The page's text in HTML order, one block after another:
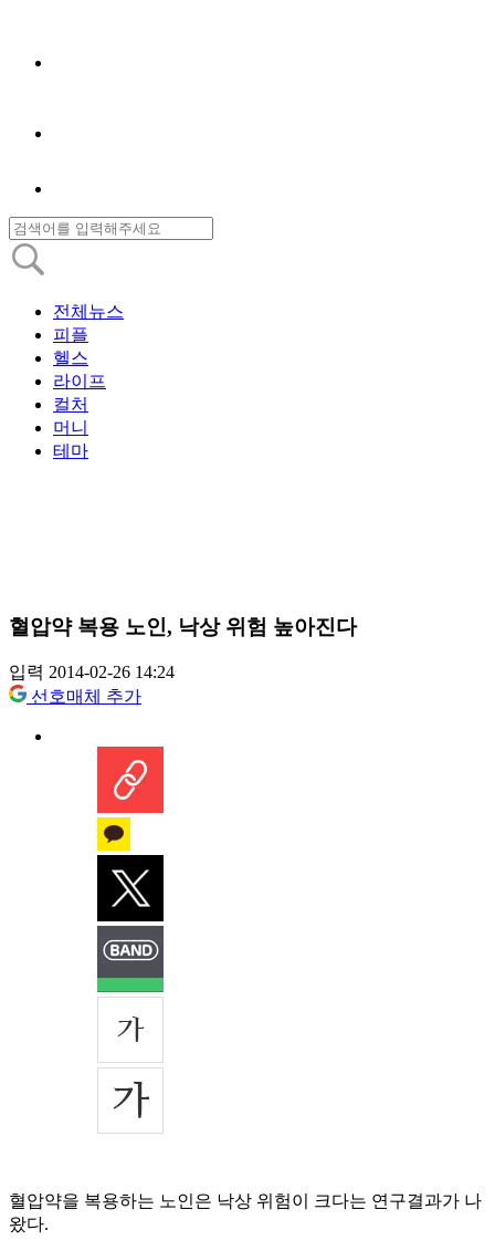
전체뉴스
피플
헬스
라이프
컬처
머니
테마
혈압약 복용 노인, 낙상 위험 높아진다
입력 2014-02-26 14:24
선호매체 추가
혈압약을 복용하는 노인은 낙상 위험이 크다는 연구결과가 나
왔다.